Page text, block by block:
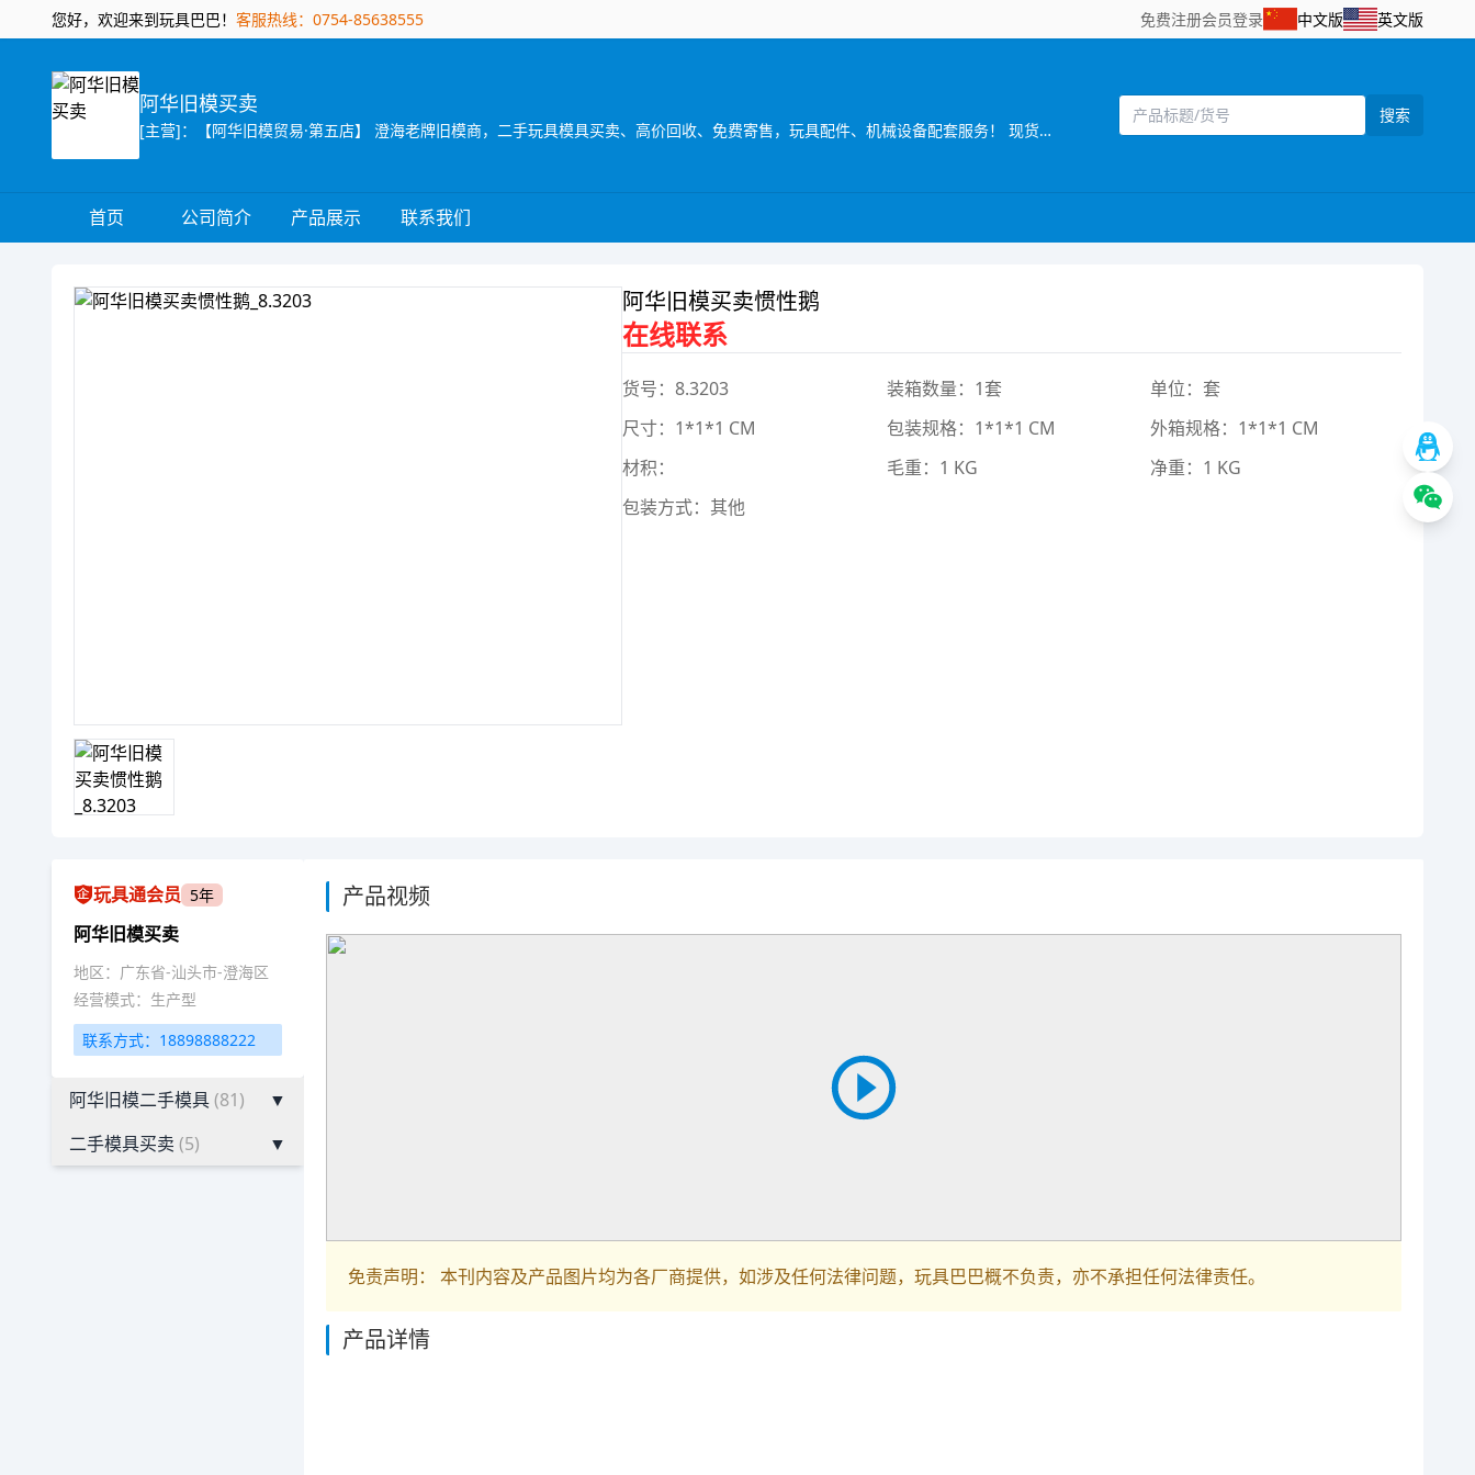
您好，欢迎来到玩具巴巴！ 客服热线：0754-85638555 免费注册会员登录 中文版 英文版
阿华旧模买卖
[主营]：【阿华旧模贸易·第五店】 澄海老牌旧模商，二手玩具模具买卖、高价回收、免费寄售，玩具配件、机械设备配套服务！ 现货充足，款式齐全，价格透明，支持上门看模、现场验货，全国可发货！ 地址：汕头市澄海区莲下镇陈厝州南成路 联系电话/微信：18898888222
搜索
首页 公司简介 产品展示 联系我们
阿华旧模买卖惯性鹅
在线联系
货号：8.3203 装箱数量：1套
单位：套
尺寸：1*1*1 CM
包装规格：1*1*1 CM
外箱规格：1*1*1 CM
材积：
毛重：1 KG
净重：1 KG
包装方式：其他
玩具通会员 5年
阿华旧模买卖
地区：广东省-汕头市-澄海区
经营模式：生产型
联系方式：18898888222
阿华旧模二手模具(81)
▼
二手模具买卖 (5) ▼
产品视频
免责声明： 本刊内容及产品图片均为各厂商提供，如涉及任何法律问题，玩具巴巴概不负责，亦不承担任何法律责任。
产品详情